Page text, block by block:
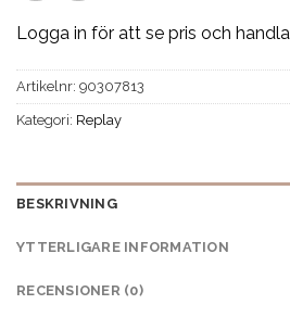
Logga in för att se pris och handla
Artikelnr: 90307813
Kategori: Replay
BESKRIVNING
YTTERLIGARE INFORMATION
RECENSIONER (0)